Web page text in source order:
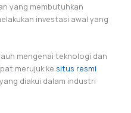
yang membutuhkan
investasi awal yang
mengenai teknologi dan
merujuk ke situs resmi
yang diakui dalam industri